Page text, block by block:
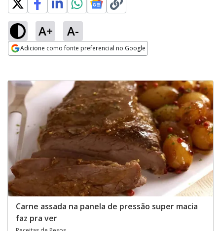
A+ A-
Adicione como fonte preferencial no Google
Carne assada na panela de pressão super macia
faz pra ver